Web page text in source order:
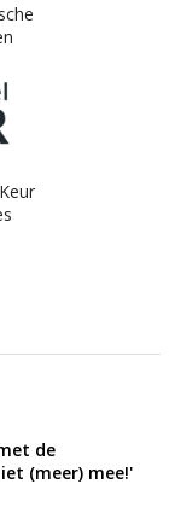
de
(meer) mee!'